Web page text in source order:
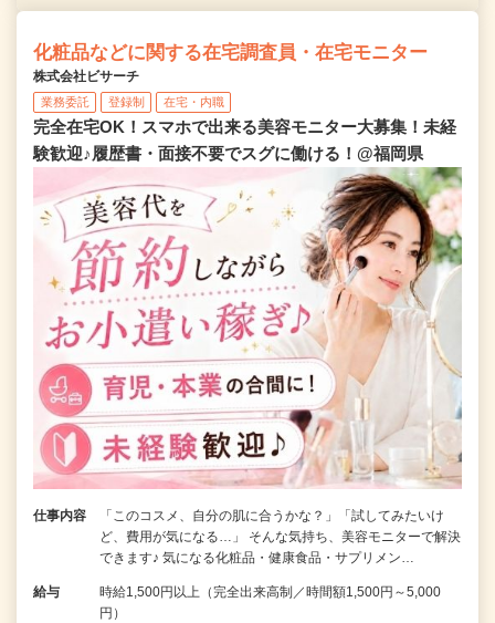
化粧品などに関する在宅調査員・在宅モニター
株式会社ビサーチ
業務委託 登録制 在宅・内職
完全在宅OK！スマホで出来る美容モニター大募集！未経
験歓迎♪履歴書・面接不要でスグに働ける！@福岡県
仕事内容
「このコスメ、自分の肌に合うかな？」「試してみたいけ
ど、費用が気になる…」 そんな気持ち、美容モニターで解決
できます♪ 気になる化粧品・健康食品・サプリメン…
給与
時給1,500円以上（完全出来高制／時間額1,500円～5,000
円）